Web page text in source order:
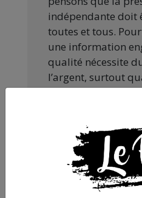
indépendante doit
toutes et tous.
une information
qualité nécessite
l’argent, surtout
d’être aux ordres
tombe bien, ça ne
JE FAIS